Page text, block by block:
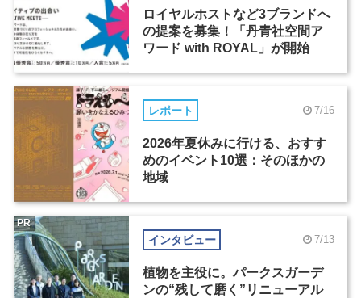
ロイヤルホストなど3ブランドへ
の提案を募集！「丹青社空間ア
ワード with ROYAL」が開始
レポート 7/16
2026年夏休みに行ける、おすす
めのイベント10選：そのほかの
地域
インタビュー 7/13
植物を主役に。パークスガーデ
ンの“残して磨く”リニューアル
PR